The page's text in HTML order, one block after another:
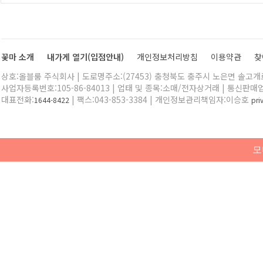
꽃마 소개 내가게 열기(입점안내) 개인정보처리방침 이용약관
상호:올블룸 주식회사 | 도로명주소:(27453) 충청북도 충주시 노은면 솔고
사업자등록번호:105-86-84013 | 업태 및 종목:소매/전자상거래 | 통신판매
대표전화:1644-8422 | 팩스:043-853-3384 | 개인정보관리책임자:이승호